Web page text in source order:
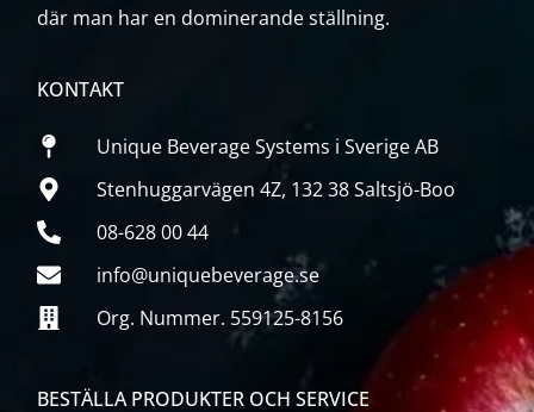
där man har en dominerande ställning.
KONTAKT
Unique Beverage Systems i Sverige AB
Stenhuggarvägen 4Z, 132 38 Saltsjö-Boo
08-628 00 44
info@uniquebeverage.se
Org. Nummer. 559125-8156
BESTÄLLA PRODUKTER OCH SERVICE